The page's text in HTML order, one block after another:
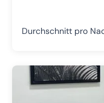
Durchschnitt pro